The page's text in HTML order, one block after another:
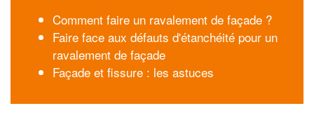
Comment faire un ravalement de façade ?
Faire face aux défauts d'étanchéité pour un
ravalement de façade
Façade et fissure : les astuces